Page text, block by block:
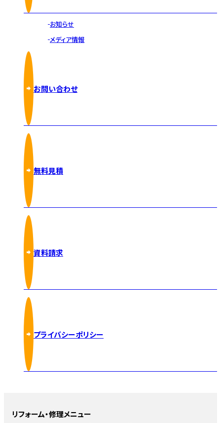
お知らせ
メディア情報
お問い合わせ
無料見積
資料請求
プライバシーポリシー
リフォーム・修理メニュー